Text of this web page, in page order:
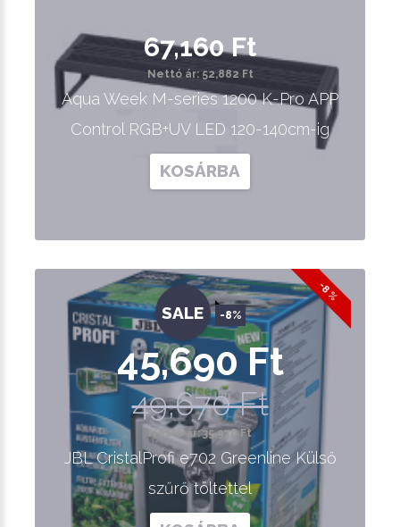
67,160 Ft
Nettó ár: 52,882 Ft
Aqua Week M-series 1200 K-Pro APP
Control RGB+UV LED 120-140cm-ig
KOSÁRBA
-8 %
SALE -8%
45,690 Ft
49,670 Ft
Nettó ár: 35,976 Ft
JBL CristalProfi e702 Greenline Külső
szűrő töltettel